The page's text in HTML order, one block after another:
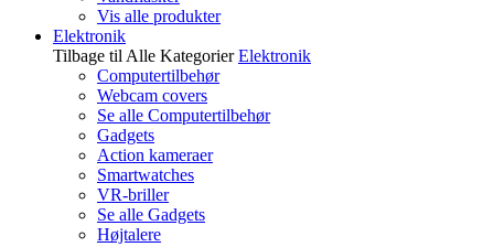
Vis alle produkter
Elektronik
Tilbage til Alle Kategorier Elektronik
Computertilbehør
Webcam covers
Se alle Computertilbehør
Gadgets
Action kameraer
Smartwatches
VR-briller
Se alle Gadgets
Højtalere